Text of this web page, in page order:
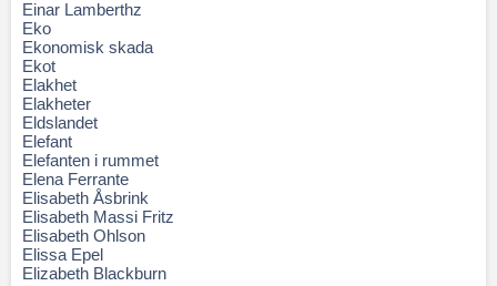
Einar Lamberthz
Eko
Ekonomisk skada
Ekot
Elakhet
Elakheter
Eldslandet
Elefant
Elefanten i rummet
Elena Ferrante
Elisabeth Åsbrink
Elisabeth Massi Fritz
Elisabeth Ohlson
Elissa Epel
Elizabeth Blackburn